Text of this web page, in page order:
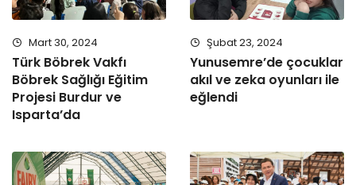
Mart 30, 2024
Türk Böbrek Vakfı
Böbrek Sağlığı Eğitim
Projesi Burdur ve
Isparta’da
Şubat 23, 2024
Yunusemre’de çocuklar
akıl ve zeka oyunları ile
eğlendi